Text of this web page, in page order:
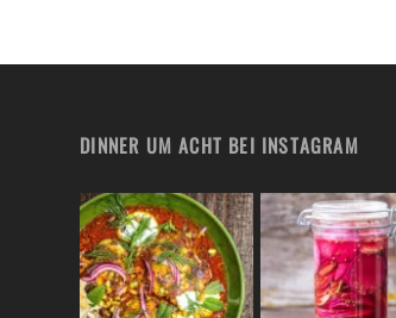
DINNER UM ACHT BEI INSTAGRAM